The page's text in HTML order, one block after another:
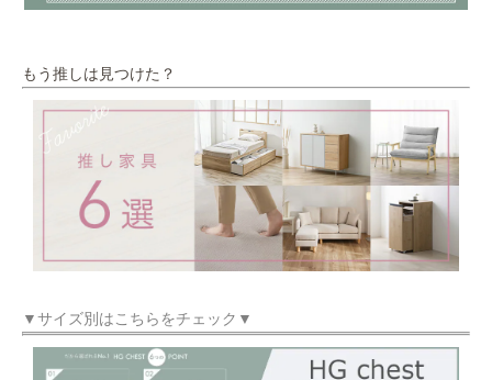
もう推しは見つけた？
▼サイズ別はこちらをチェック▼